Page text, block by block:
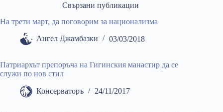
Свързани публикации
На трети март, да поговорим за национализма
Ангел Джамбазки 03/03/2018
Патриархът препоръча на Гигинския манастир да се
служи по нов стил
Консерваторъ 24/11/2017